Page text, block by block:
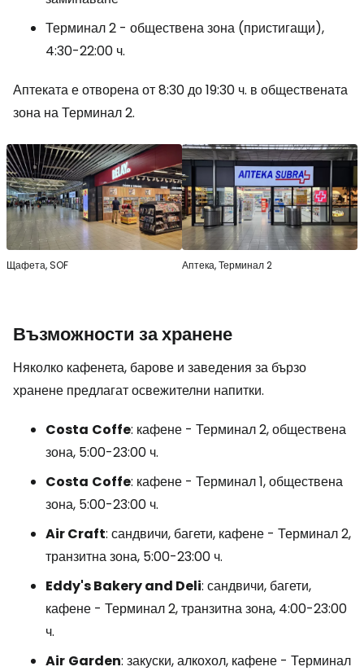
Терминал 2 - обществена зона (пристигащи),
4:30-22:00 ч.
Аптеката е отворена от 8:30 до 19:30 ч. в обществената
зона на Терминал 2.
Щафета, SOF Аптека, Терминал 2
Възможности за хранене
Няколко кафенета, барове и заведения за бързо
хранене предлагат освежителни напитки.
Costa Coffe: кафене - Терминал 2, обществена
зона, 5:00-23:00 ч.
Costa Coffe: кафене - Терминал 1, обществена
зона, 5:00-23:00 ч.
Air Craft: сандвичи, багети, кафене - Терминал 2,
транзитна зона, 5:00-23:00 ч.
Eddy's Bakery and Deli: сандвичи, багети,
кафене - Терминал 2, транзитна зона, 4:00-23:00
ч.
Air Garden: закуски, алкохол, кафене - Терминал